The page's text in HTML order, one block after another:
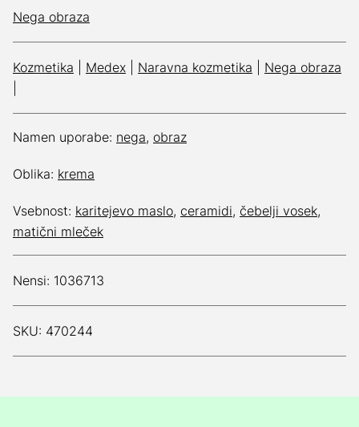
Nega obraza
Kozmetika Medex Naravna kozmetika
Nega obraza
Namen uporabe: nega, obraz
Oblika: krema
Vsebnost: karitejevo maslo, ceramidi, čebelji vosek,
matični mleček
Nensi: 1036713
SKU: 470244